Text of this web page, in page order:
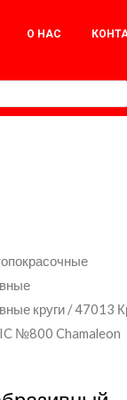
О НАС
круги / 47013
№800 Chamaleon